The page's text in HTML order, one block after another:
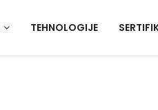
TEHNOLOGIJE